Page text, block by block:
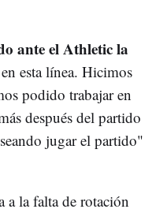
ante el Athletic la
esta línea. Hicimos
podido trabajar en
después del partido
jugar el partido"
la falta de rotación